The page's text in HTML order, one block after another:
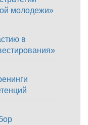
молодежи»
в